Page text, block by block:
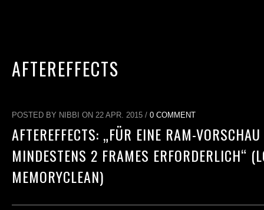
AFTEREFFECTS
POSTED BY NIBBI ON 22 APR. 2015 / 0 COMMENT
AFTEREFFECTS: „FÜR EINE RAM-
MINDESTENS 2 FRAMES ERFORDERLICH“
MEMORYCLEAN)